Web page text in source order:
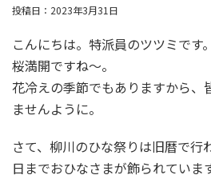
投稿日： 2023年3月31日
こんにちは。特派員のツツミです。
桜満開ですね～。
花冷えの季節でもありますから、
ませんように。
さて、柳川のひな祭りは旧暦で行
日までおひなさまが飾られていま